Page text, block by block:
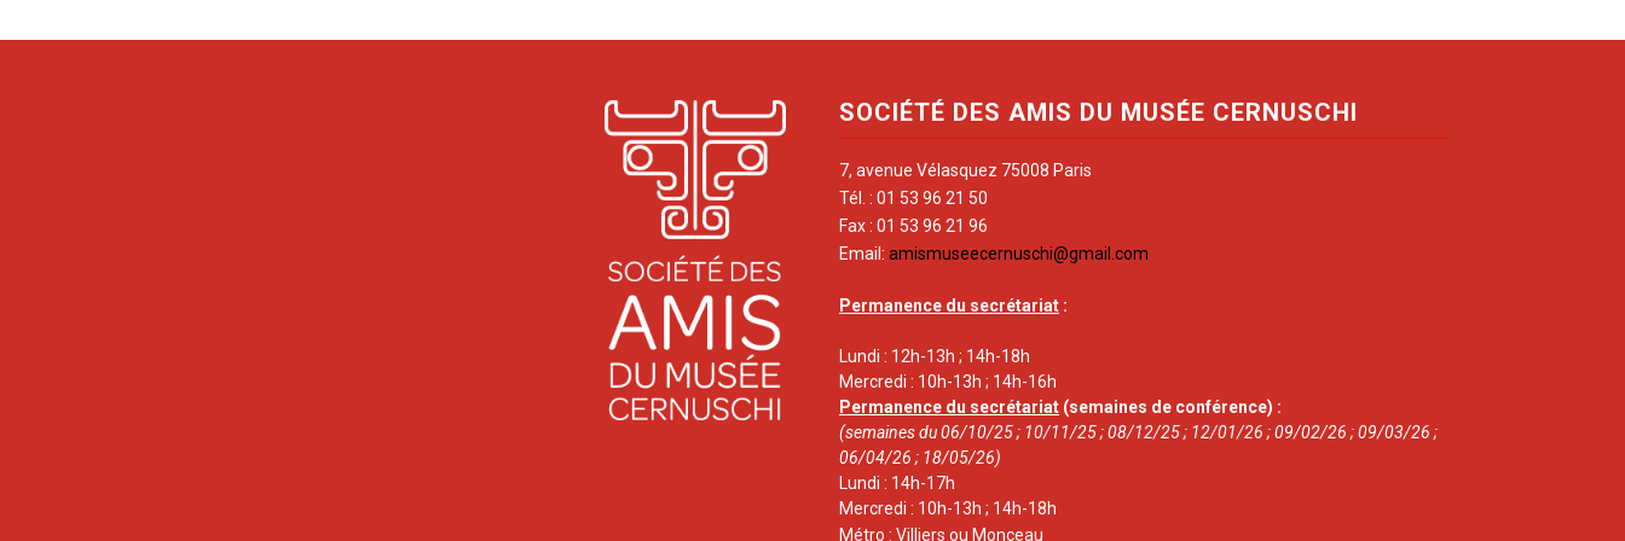
SOCIÉTÉ DES AMIS DU MUSÉE CERNUSCHI
7, avenue Vélasquez 75008 Paris
Tél. : 01 53 96 21 50
Fax : 01 53 96 21 96
Email: amismuseecernuschi@gmail.com
Permanence du secrétariat :
Lundi : 12h-13h ; 14h-18h
Mercredi : 10h-13h ; 14h-16h
Permanence du secrétariat (semaines de conférence) :
(semaines du 06/10/25 ; 10/11/25 ; 08/12/25 ; 12/01/26 ; 09/02/26 ; 09/03/26 ;
06/04/26 ; 18/05/26)
Lundi : 14h-17h
Mercredi : 10h-13h ; 14h-18h
Métro : Villiers ou Monceau